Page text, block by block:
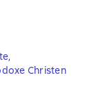
,
Christen